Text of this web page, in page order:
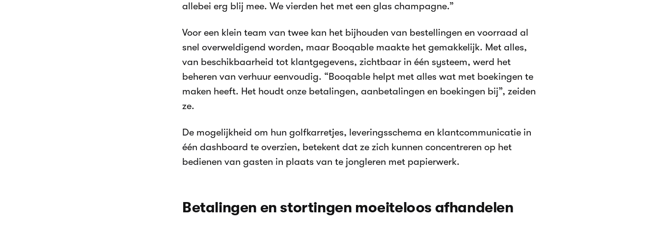
allebei erg blij mee. We vierden het met een glas champagne.”
Voor een klein team van twee kan het bijhouden van bestellingen en voorraad al
snel overweldigend worden, maar Booqable maakte het gemakkelijk. Met alles,
van beschikbaarheid tot klantgegevens, zichtbaar in één systeem, werd het
beheren van verhuur eenvoudig. “Booqable helpt met alles wat met boekingen te
maken heeft. Het houdt onze betalingen, aanbetalingen en boekingen bij”, zeiden
ze.
De mogelijkheid om hun golfkarretjes, leveringsschema en klantcommunicatie in
één dashboard te overzien, betekent dat ze zich kunnen concentreren op het
bedienen van gasten in plaats van te jongleren met papierwerk.
Betalingen en stortingen moeiteloos afhandelen